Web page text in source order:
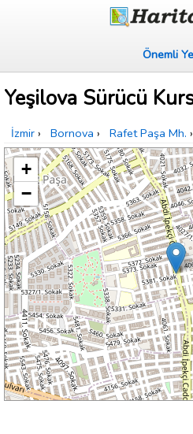
Önemli
Yeşilova Sürücü
İzmir › Bornova › Rafet Paşa Mh. ›
+
−